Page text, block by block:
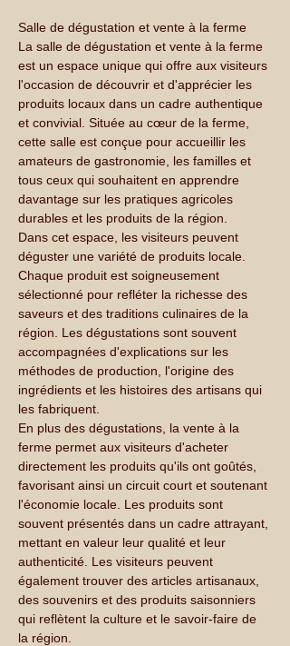
Salle de dégustation et vente à la ferme
La salle de dégustation et vente à la ferme
est un espace unique qui offre aux visiteurs
l'occasion de découvrir et d'apprécier les
produits locaux dans un cadre authentique
et convivial. Située au cœur de la ferme,
cette salle est conçue pour accueillir les
amateurs de gastronomie, les familles et
tous ceux qui souhaitent en apprendre
davantage sur les pratiques agricoles
durables et les produits de la région.
Dans cet espace, les visiteurs peuvent
déguster une variété de produits locale.
Chaque produit est soigneusement
sélectionné pour refléter la richesse des
saveurs et des traditions culinaires de la
région. Les dégustations sont souvent
accompagnées d'explications sur les
méthodes de production, l'origine des
ingrédients et les histoires des artisans qui
les fabriquent.
En plus des dégustations, la vente à la
ferme permet aux visiteurs d'acheter
directement les produits qu'ils ont goûtés,
favorisant ainsi un circuit court et soutenant
l'économie locale. Les produits sont
souvent présentés dans un cadre attrayant,
mettant en valeur leur qualité et leur
authenticité. Les visiteurs peuvent
également trouver des articles artisanaux,
des souvenirs et des produits saisonniers
qui reflètent la culture et le savoir-faire de
la région.